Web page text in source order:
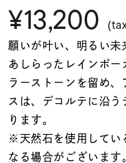
着用シーン
コレクション
レディース
リングサイズ
¥13,200
願いが叶い、明るい未
あしらったレインボー
ラーストーンを留め
スは、デコルテに沿
ります。
※天然石を使用してい
なる場合がございます